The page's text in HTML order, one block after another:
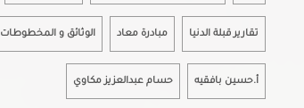
تقارير قبلة الدنيا مبادرة معاد الوثائق و المخطوطات
أ.حسين بافقيه حسام عبدالعزيز مكاوي